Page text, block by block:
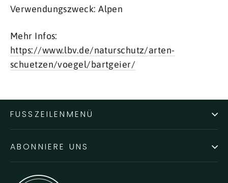
Verwendungszweck: Alpen
Mehr Infos:
https://www.lbv.de/naturschutz/arten-
schuetzen/voegel/bartgeier/
FUSSZEILENMENÜ
ABONNIERE UNS